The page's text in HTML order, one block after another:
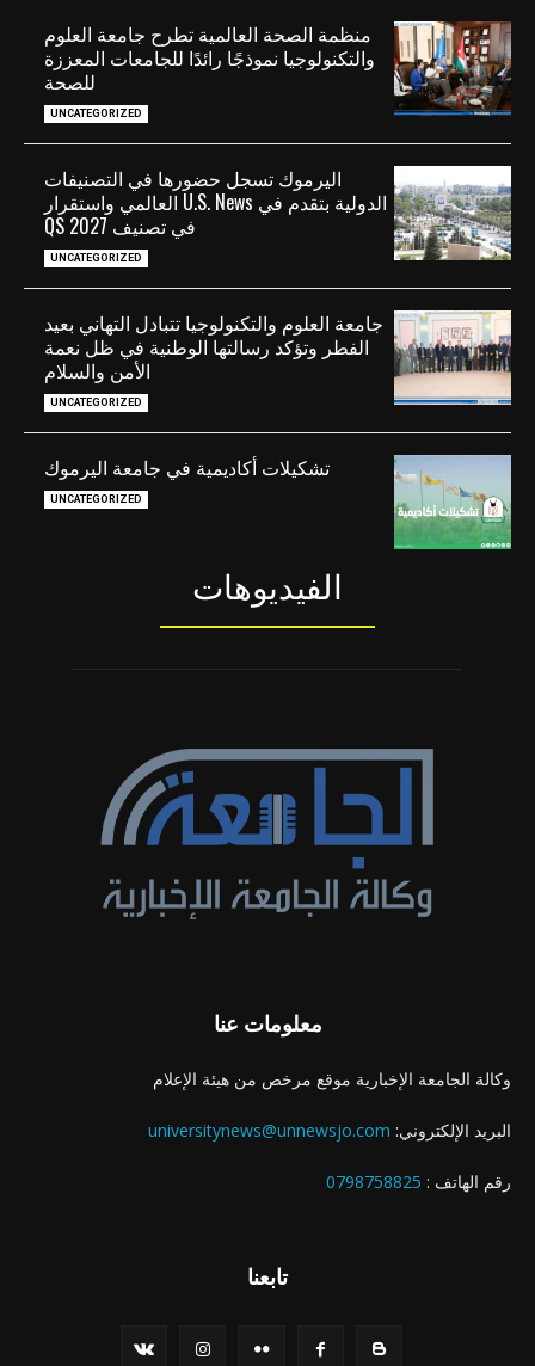
منظمة الصحة العالمية تطرح جامعة العلوم
والتكنولوجيا نموذجًا رائدًا للجامعات المعززة
للصحة
UNCATEGORIZED
اليرموك تسجل حضورها في التصنيفات
الدولية بتقدم في U.S. News العالمي واستقرار
في تصنيف QS 2027
UNCATEGORIZED
جامعة العلوم والتكنولوجيا تتبادل التهاني بعيد
الفطر وتؤكد رسالتها الوطنية في ظل نعمة
الأمن والسلام
UNCATEGORIZED
تشكيلات أكاديمية في جامعة اليرموك
UNCATEGORIZED
الفيديوهات
معلومات عنا
وكالة الجامعة الإخبارية موقع مرخص من هيئة الإعلام
البريد الإلكتروني: universitynews@unnewsjo.com
رقم الهاتف : 0798758825
تابعنا